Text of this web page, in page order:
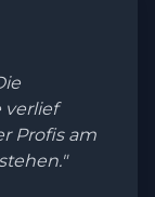
verlief
Profis am